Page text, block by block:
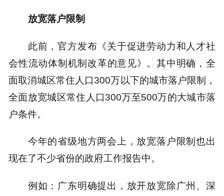
放宽落户限制
此前，官方发布《关于促进劳动力和人才社
会性流动体制机制改革的意见》。其中明确，全
面取消城区常住人口300万以下的城市落户限制，
全面放宽城区常住人口300万至500万的大城市落
户条件。
今年的省级地方两会上，放宽落户限制也出
现在了不少省份的政府工作报告中。
例如：广东明确提出，放开放宽除广州、深